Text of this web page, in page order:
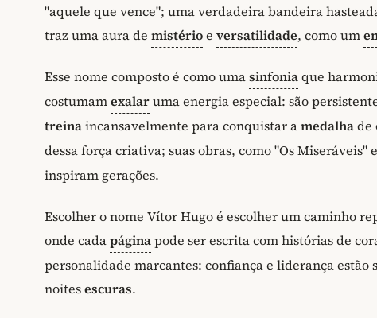
"aquele que vence"; uma verdadeira bandeira
traz uma aura de mistérioe versatilidade, como um
Esse nome composto é como umasinfoniaque
costumamexalaruma energia especial: são
treinaincansavelmente para conquistar amedalhade
dessa força criativa; suas obras, como "Os Miseráveis"
inspiram gerações.
Escolher o nome Vítor Hugo é escolher um caminho
onde cadapáginapode ser escrita com histórias de
personalidade marcantes: confiança e liderança
noitesescuras.